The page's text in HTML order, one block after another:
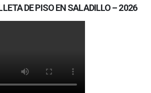
DE PISO EN SALADILLO – 2026